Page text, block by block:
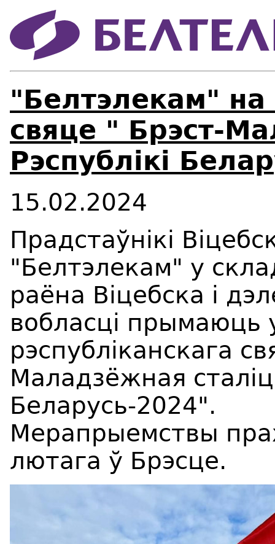
"Белтэлекам" на
свяце " Брэст-
Рэспублікі
15.02.2024
Прадстаўнікі
"Белтэлекам" у
раёна Віцебска і
вобласці прымаюць
рэспубліканскага
Маладзёжная
Беларусь-2024".
Мерапрыемствы
лютага ў Брэсце.